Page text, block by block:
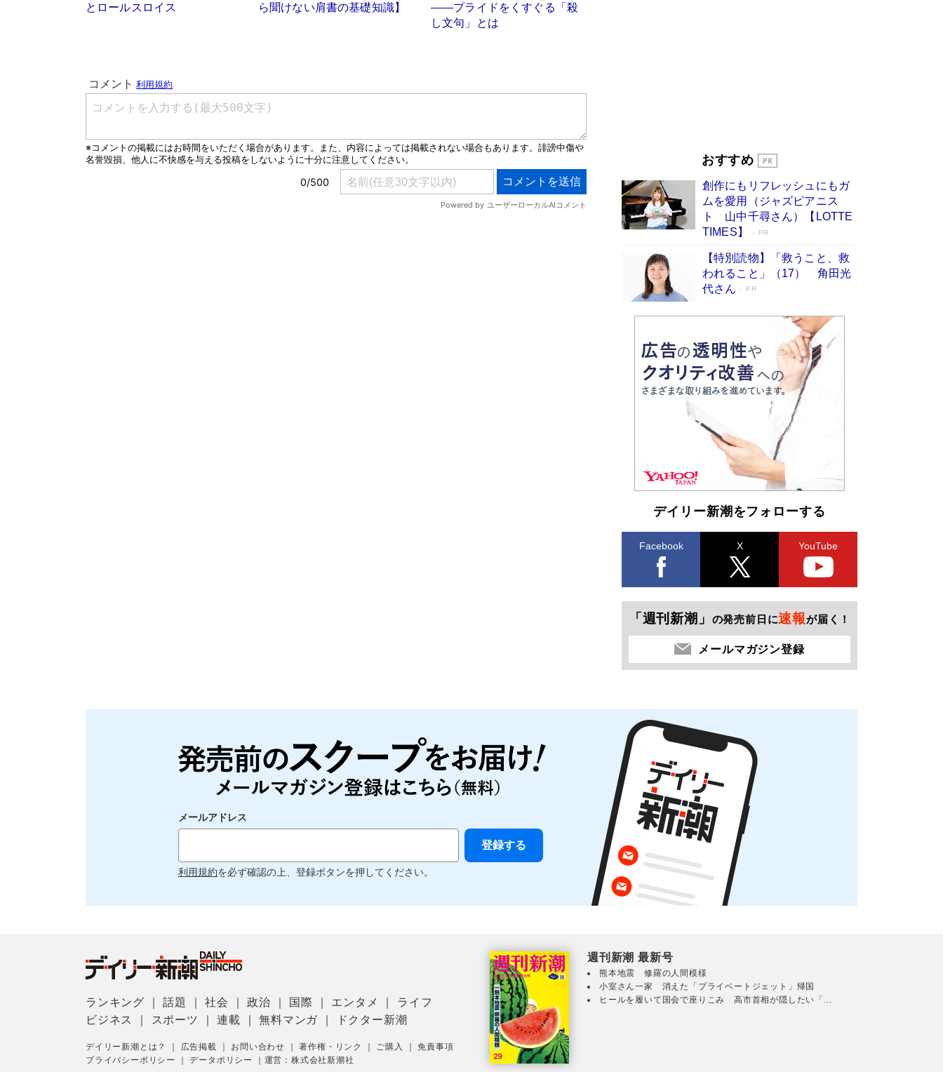
とロールスロイス
ら聞けない肩書の基礎知識】
――プライドをくすぐる「殺
し文句」とは
「『火垂るの墓』は、大嘘である」原作者が抱き
続けた“自責の念”とは…「自己憐憫は描きたくな
い」監督が徹底的にこだわったこと（後編） #
戦争の記憶
Book Bang
おすすめ
創作にもリフレッシュにもガ
ムを愛用（ジャズピアニス
ト 山中千尋さん）【LOTTE
TIMES】
PR
【特別読物】「救うこと、救
われること」（17） 角田光
代さん
PR
デイリー新潮をフォローする
Facebook X YouTube
「週刊新潮」 の発売前日に速報が届く！
メールマガジン登録
メールアドレス
利用規約を必ず確認の上、登録ボタンを押してください。
ランキング ｜話題 ｜社会 ｜政治 国際 エンタメ
ライフ
ビジネス
スポーツ ｜連載 ｜無料マンガ ドクター新潮
デイリー新潮とは？ 広告掲載 お問い合わせ ｜著作権・リンク ご購入 ｜免責事項
プライバシーポリシー
｜データポリシー 運営：株式会社新潮社
週刊新潮 最新号
熊本地震 修羅の人間模様
小室さん一家 消えた「プライベートジェット」帰国
ヒールを履いて国会で座りこみ 高市首相が隠したい「...